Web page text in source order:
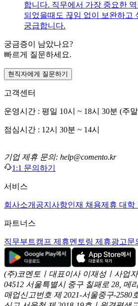
합니다. 직무에서 가장 중요한
되었을때도 끊임 없이 보완하고
궁급합니다.
궁금증이 남았나요?
빠르게 질문하세요.
현직자에게 질문하기
고객센터
운영시간 : 평일 10시 ~ 18시 30분 (주
점심시간 : 12시 30분 ~ 14시
기업 제휴 문의: help@comento.kr
1:1 문의하기
서비스
회사소개 공지사항인재 채용제휴 대학
파트너스
직무부트캠프 제휴멘토링 제휴광고문
(주)코멘토ㅣ대표이사 이재성ㅣ사업
04512 서울특별시 중구 칠패로 28, 메
매업신고번호 제 2021-서울중구-2580